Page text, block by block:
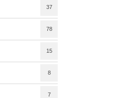
37
78
15
8
7